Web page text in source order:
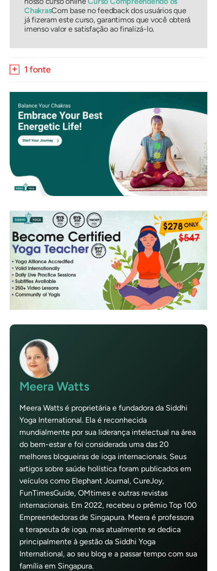
ChakrasCom base no feedback dos usuários que
já fizeram este curso, garantimos que você obterá
imenso valor e satisfação ao finalizá-lo.
1 fonte
Meera Watts
Meera Watts é proprietária e fundadora da Siddhi
Yoga International. Ela é reconhecida
mundialmente por sua liderança intelectual na área
do bem-estar e foi considerada uma das 20
melhores blogueiras de ioga internacionais. Seus
artigos sobre saúde holística foram publicados em
veículos como Elephant Journal, CureJoy,
FunTimesGuide, OMtimes e outras revistas
internacionais. Em 2022, recebeu o prêmio Top 100
Empreendedoras de Singapura. Meera é professora
e terapeuta de ioga, mas atualmente se dedica
principalmente à gestão da Siddhi Yoga
International, ao seu blog e a passar tempo com sua
família em Singapura.